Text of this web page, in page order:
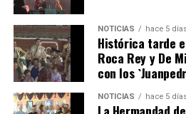
NOTICIAS hace 5
Histórica tarde
Roca Rey y De
con los
NOTICIAS hace 5
La Hermandad